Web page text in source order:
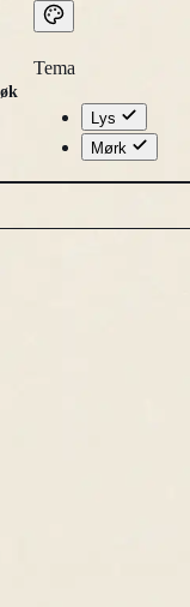
Tema
Lys
Mørk